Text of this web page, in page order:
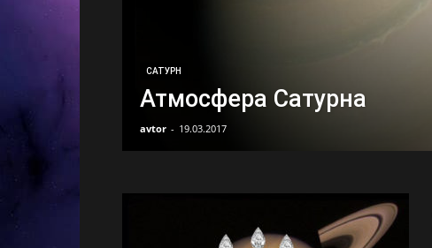
Космосе
САТУРН
Атмосфера Сатурна
avtor - 19.03.2017